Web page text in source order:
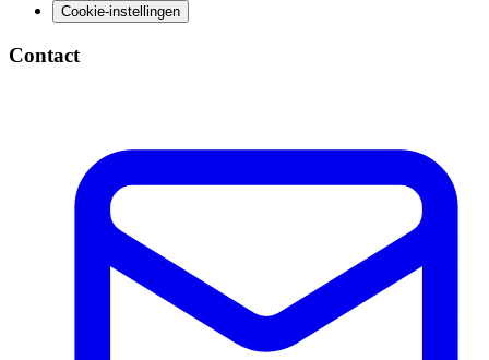
Cookie-instellingen
Contact